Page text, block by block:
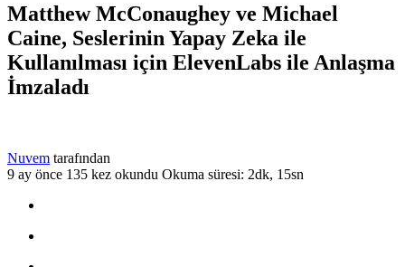
Matthew McConaughey ve Michael
Caine, Seslerinin Yapay Zeka ile
Kullanılması için ElevenLabs ile Anlaşma
İmzaladı
Nuvem tarafından
9 ay önce 135 kez okundu Okuma süresi: 2dk, 15sn